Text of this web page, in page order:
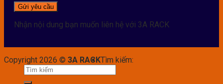
Nhận nội dung bạn muốn liên hệ với 3A RACK
Copyright 2026 © 3A RACKTìm kiếm: